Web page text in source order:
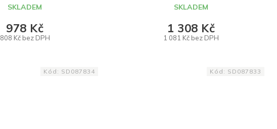
SKLADEM
808 Kč bez DPH
978 Kč
SKLADEM
1 081 Kč bez DPH
1 308 Kč
Kód: SD087834 Kód: SD087833